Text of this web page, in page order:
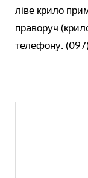
ліве крило
праворуч
телефону: